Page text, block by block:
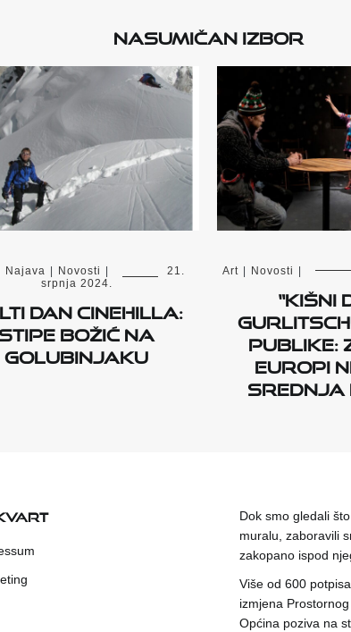
Nasumičan izbor
Najava | Novosti |
21.
srpnja 2024.
DAN CINEHILLA:
STIPE BOŽIĆ NA
GOLUBINJAKU
Art | Novosti |
“Kišni
publike:
Europi
srednja
Dok smo gledali
muralu, zaboravili
zakopano ispod
Više od 600
izmjena
Općina poziva na